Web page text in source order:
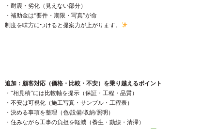
・耐震・劣化（見えない部分）
・補助金は“要件・期限・写真”が命
制度を味方につけると提案力が上がります。
追加：顧客対応（価格・比較・不安）を乗り越えるポイント
・“相見積”には比較軸を提示（保証・工程・品質）
・不安は可視化（施工写真・サンプル・工程表）
・決める事項を整理（色/設備/収納/照明）
・住みながら工事の負担を軽減（養生・動線・清掃）